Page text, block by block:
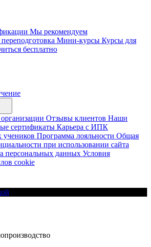
Мы рекомендуем
Мини-курсы Курсы для
бесплатно
Отзывы клиентов Наши
сертификаты Карьера с ИПК
Программа лояльности Общая
при использовании сайта
персональных данных Условия
cookie